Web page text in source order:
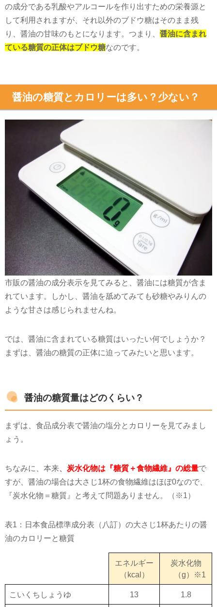
の成分である乳酸やアルコールを作り出すための栄養源と
して利用されますが、それ以外のブドウ糖はそのまま残
り、醤油の甘味のもとになります。つまり、 醤油に含まれ
ている糖質の正体はブドウ糖なのです。
醤油の糖質とカロリーは多い？少ない？
市販の醤油の成分表示を見てみると、醤油には糖質が含ま
れています。しかし、醤油を舐めてみても砂糖やみりんの
ような甘さは感じられませんね。
では、醤油に含まれている糖質はいったい何でしょうか？
まずは、醤油の糖質の正体に迫ってみたいと思います。
醤油の糖質量はどのくらい？
まずは、食品成分表で醤油の塩分とカロリーを見てみまし
ょう。
ちなみに、本来 炭水化物は『糖質＋食物繊維』の総量で
すが、醤油の場合は大さじ 1 杯の食物繊維はほぼ0なので、
『炭水化物＝糖質』と考えて問題ありません。（※1）
表1：日本食品標準成分表（八訂）の大さじ1杯あたりの醤
油のカロリーと糖質
エネルギー
（kcal）
炭水化物
（g）※1
こいくちしょうゆ 13 1.8